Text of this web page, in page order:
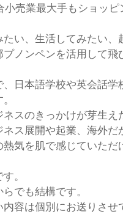
小売業最大手もショッ
い、生活してみたい
プノンペンを活用して
、日本語学校や英会話
ネスのきっかけが芽生
ス展開や起業、海外
熱気を肌で感じていた
。
でも結構です。
容は個別にお送りさせ